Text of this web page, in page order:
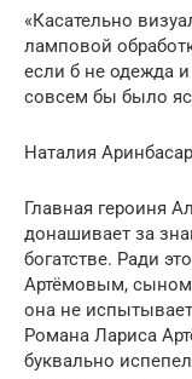
«Касательно
ламповой
если б не одежда
совсем бы было
Наталия
Главная героиня
донашивает за
богатстве. Ради
Артёмовым,
она не
Романа Лариса
буквально